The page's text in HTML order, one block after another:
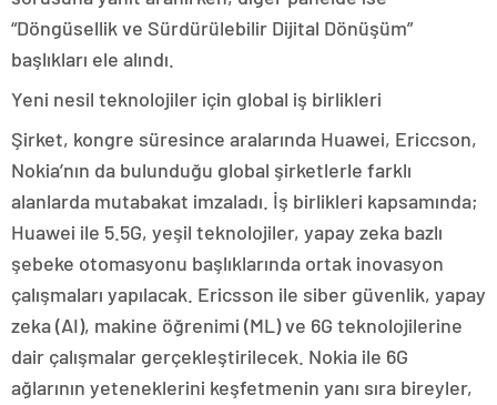
“Döngüsellik ve Sürdürülebilir Dijital Dönüşüm”
başlıkları ele alındı.
Yeni nesil teknolojiler için global iş birlikleri
Şirket, kongre süresince aralarında Huawei, Ericcson,
Nokia’nın da bulunduğu global şirketlerle farklı
alanlarda mutabakat imzaladı. İş birlikleri kapsamında;
Huawei ile 5.5G, yeşil teknolojiler, yapay zeka bazlı
şebeke otomasyonu başlıklarında ortak inovasyon
çalışmaları yapılacak. Ericsson ile siber güvenlik, yapay
zeka (AI), makine öğrenimi (ML) ve 6G teknolojilerine
dair çalışmalar gerçekleştirilecek. Nokia ile 6G
ağlarının yeteneklerini keşfetmenin yanı sıra bireyler,